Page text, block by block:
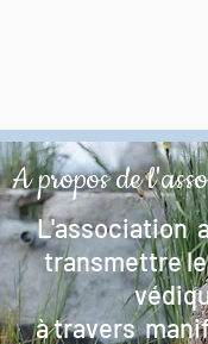
A propos de
L'association
transmettre
à travers